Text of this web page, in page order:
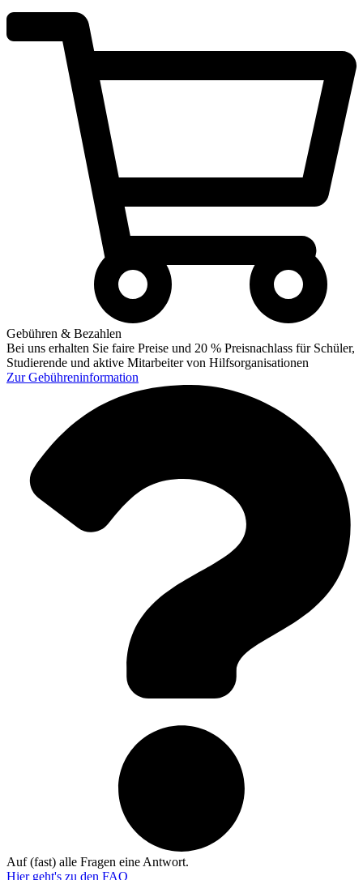
Gebühren & Bezahlen
Bei uns erhalten Sie faire Preise und 20 % Preisnachlass für Schüler,
Studierende und aktive Mitarbeiter von Hilfsorganisationen
ZurGebühreninformation
Auf (fast) alle Fragen eine Antwort.
Hier geht's zu den FAQ